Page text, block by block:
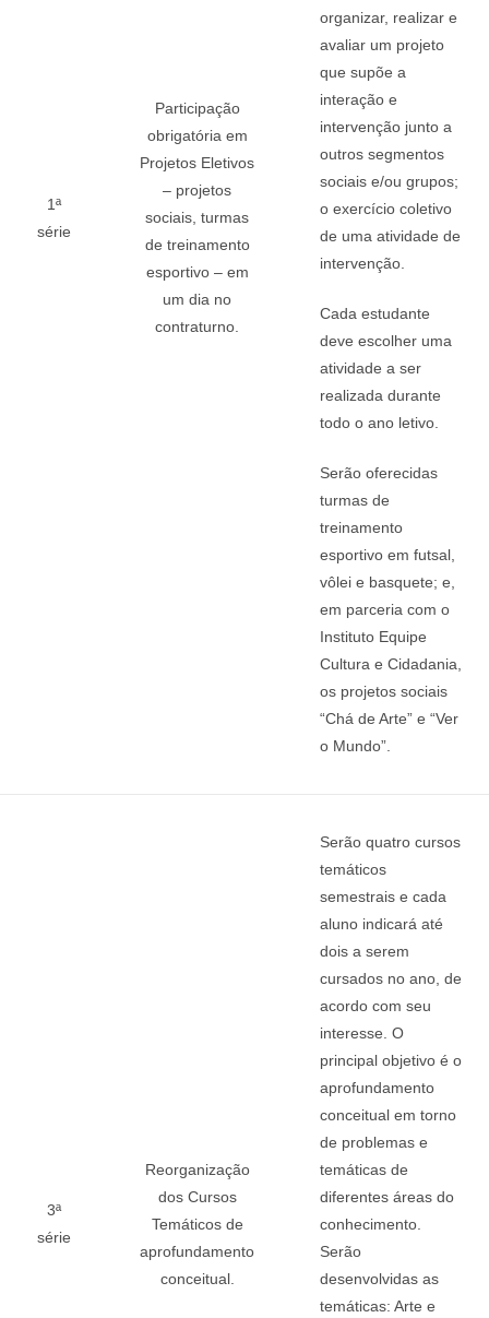
1ª
série
Participação
obrigatória em
Projetos Eletivos
– projetos
sociais, turmas
de treinamento
esportivo – em
um dia no
contraturno.
organizar, realizar e
avaliar um projeto
que supõe a
interação e
intervenção junto a
outros segmentos
sociais e/ou grupos;
o exercício coletivo
de uma atividade de
intervenção.
Cada estudante
deve escolher uma
atividade a ser
realizada durante
todo o ano letivo.
Serão oferecidas
turmas de
treinamento
esportivo em futsal,
vôlei e basquete; e,
em parceria com o
Instituto Equipe
Cultura e Cidadania,
os projetos sociais
“Chá de Arte” e “Ver
o Mundo”.
3ª
série
Reorganização
dos Cursos
Temáticos de
aprofundamento
conceitual.
Serão quatro cursos
temáticos
semestrais e cada
aluno indicará até
dois a serem
cursados no ano, de
acordo com seu
interesse. O
principal objetivo é o
aprofundamento
conceitual em torno
de problemas e
temáticas de
diferentes áreas do
conhecimento.
Serão
desenvolvidas as
temáticas: Arte e